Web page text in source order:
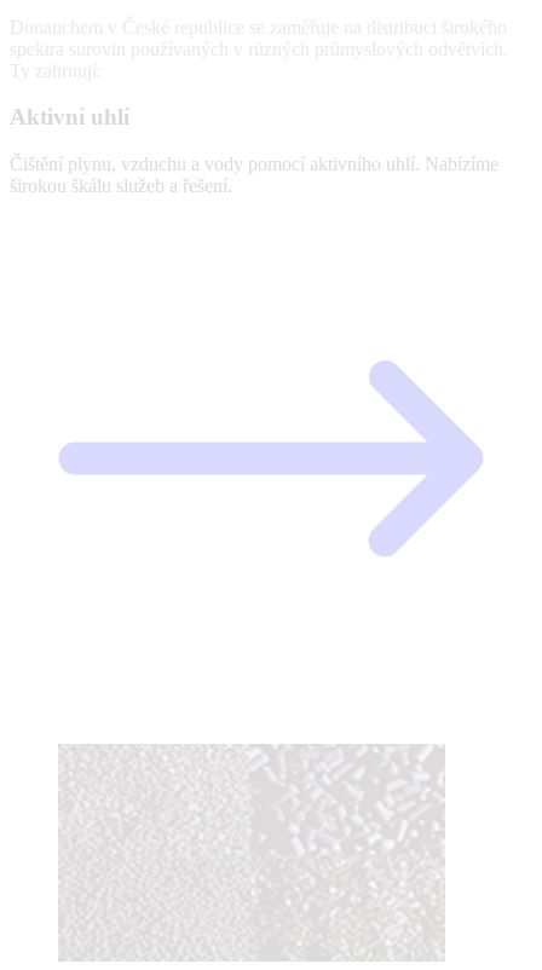
Donauchem v České republice se zaměřuje na distribuci širokého
spektra surovin používaných v různých průmyslových odvětvích.
Ty zahrnují:
Aktivní uhlí
Čištění plynu, vzduchu a vody pomocí aktivního uhlí. Nabízíme
širokou škálu služeb a řešení.